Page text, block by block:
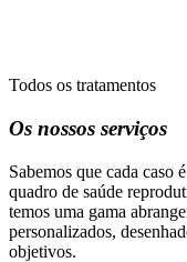
Todos os tratamentos
Os nossos serviços
Sabemos que cada caso
quadro de saúde
temos uma gama
personalizados,
objetivos.